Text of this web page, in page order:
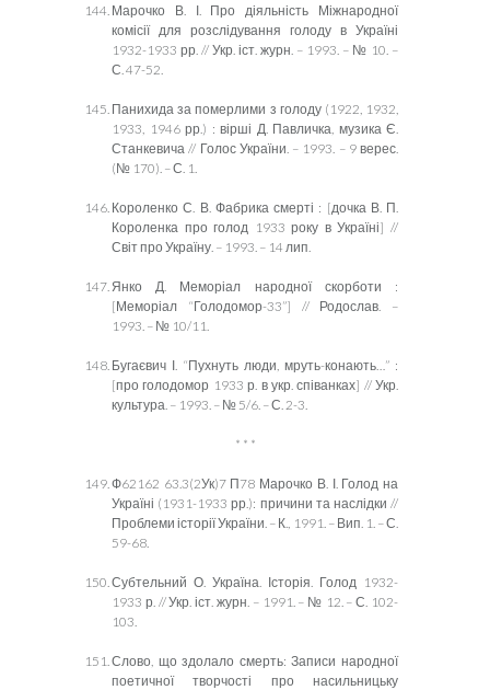
Марочко В. І. Про діяльність Міжнародної
комісії для розслідування голоду в Україні
1932-1933 рр. // Укр. іст. журн. – 1993. – № 10. –
С. 47-52.
Панихида за померлими з голоду (1922, 1932,
1933, 1946 рр.) : вірші Д. Павличка, музика Є.
Станкевича // Голос України. – 1993. – 9 верес.
(№ 170). – С. 1.
Короленко С. В. Фабрика смерті : [дочка В. П.
Короленка про голод 1933 року в Україні] //
Світ про Україну. – 1993. – 14 лип.
Янко Д. Меморіал народної скорботи :
[Меморіал “Голодомор-33”] // Родослав. –
1993. – № 10/11.
Бугаєвич І. “Пухнуть люди, мруть-конають…” :
[про голодомор 1933 р. в укр. співанках] // Укр.
культура. – 1993. – № 5/6. – С. 2-3.
* * *
Ф62162 63.3(2Ук)7 П78 Марочко В. І. Голод на
Україні (1931-1933 рр.): причини та наслідки //
Проблеми історії України. – К., 1991. – Вип. 1. – С.
59-68.
Субтельний О. Україна. Історія. Голод 1932-
1933 р. // Укр. іст. журн. – 1991. – № 12. – С. 102-
103.
Слово, що здолало смерть: Записи народної
поетичної творчості про насильницьку